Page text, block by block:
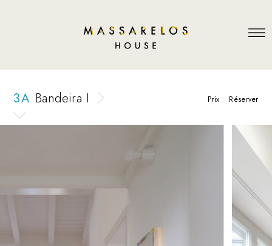
3 A Bandeira I Prix Réserver